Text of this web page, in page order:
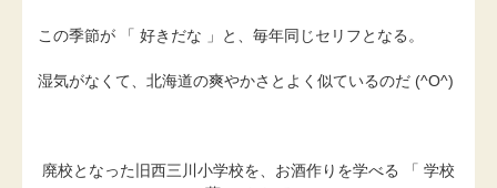
この季節が 「 好きだな 」と、毎年同じセリフとなる。
湿気がなくて、北海道の爽やかさとよく似ているのだ (^O^)
廃校となった旧西三川小学校を、お酒作りを学べる 「 学校